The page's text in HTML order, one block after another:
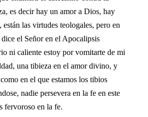
es decir hay un amor a Dios, hay
están las virtudes teologales, pero en
el Señor en el Apocalipsis
ni caliente estoy por vomitarte de mi
una tibieza en el amor divino, y
en el que estamos los tibios
nadie persevera en la fe en este
fervoroso en la fe.